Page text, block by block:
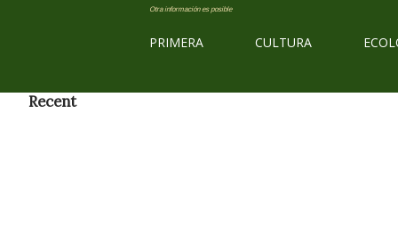
Otra información es posible
PRIMERA CULTURA
Recent